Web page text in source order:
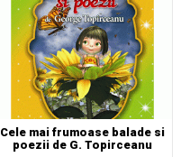
Cele mai frumoase balade si
poezii de G. Topirceanu